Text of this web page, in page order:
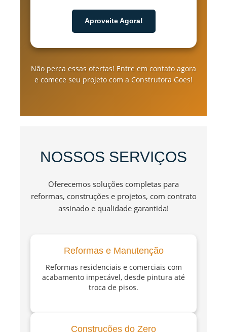
Aproveite Agora!
Não perca essas ofertas! Entre em contato agora
e comece seu projeto com a Construtora Goes!
NOSSOS SERVIÇOS
Oferecemos soluções completas para
reformas, construções e projetos, com contrato
assinado e qualidade garantida!
Reformas e Manutenção
Reformas residenciais e comerciais com
acabamento impecável, desde pintura até
troca de pisos.
Construções do Zero